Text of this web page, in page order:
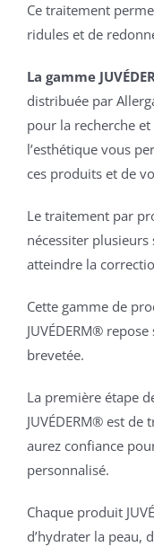
Ce traitement
ridules et de
La gamme
distribuée par
pour la recherche
l’esthétique vous
ces produits et de
Le traitement par
nécessiter
atteindre la
Cette gamme de
JUVÉDERM®
brevetée.
La première étape
JUVÉDERM® est
aurez confiance
personnalisé.
Chaque produit
d’hydrater la peau,